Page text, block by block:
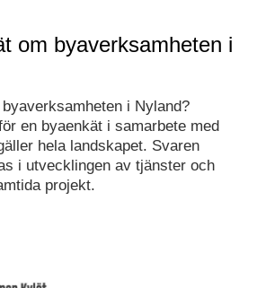
om byaverksamheten i
i Nyland?
en byaenkät i samarbete med
hela landskapet. Svaren
i utvecklingen av tjänster och
projekt.